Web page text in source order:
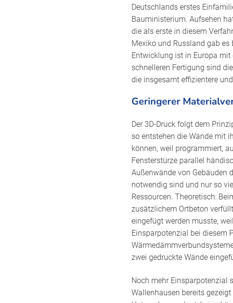
Deutschlands erstes
Bauministerium. Aufsehen
die als erste in diesem
Mexiko und Russland gab es
Entwicklung ist in Europa
schnelleren Fertigung sind
die insgesamt effizientere
Geringerer
Der 3D-Druck folgt dem
so entstehen die Wände mit
können, weil programmiert,
Fensterstürze parallel
Außenwände von Gebäuden
notwendig sind und nur so
Ressourcen. Theoretisch:
zusätzlichem Ortbeton
eingefügt werden musste,
Einsparpotenzial bei diesem
zwei gedruckte Wände
Noch mehr Einsparpotenzial
Wallenhausen bereits